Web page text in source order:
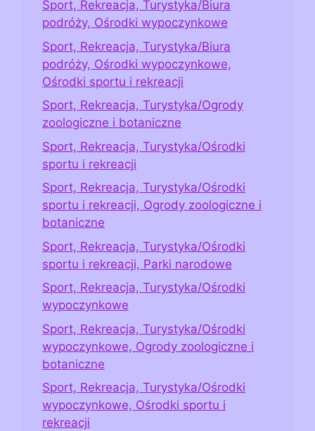
Sport, Rekreacja, Turystyka/Biura
podróży, Ośrodki wypoczynkowe
Sport, Rekreacja, Turystyka/Biura
podróży, Ośrodki wypoczynkowe,
Ośrodki sportu i rekreacji
Sport, Rekreacja, Turystyka/Ogrody
zoologiczne i botaniczne
Sport, Rekreacja, Turystyka/Ośrodki
sportu i rekreacji
Sport, Rekreacja, Turystyka/Ośrodki
sportu i rekreacji, Ogrody zoologiczne i
botaniczne
Sport, Rekreacja, Turystyka/Ośrodki
sportu i rekreacji, Parki narodowe
Sport, Rekreacja, Turystyka/Ośrodki
wypoczynkowe
Sport, Rekreacja, Turystyka/Ośrodki
wypoczynkowe, Ogrody zoologiczne i
botaniczne
Sport, Rekreacja, Turystyka/Ośrodki
wypoczynkowe, Ośrodki sportu i
rekreacji